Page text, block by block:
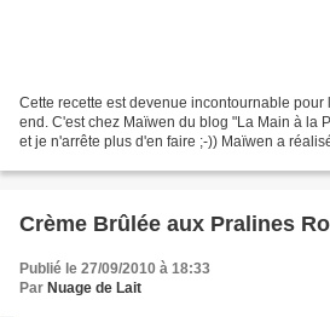
Cette recette est devenue incontournable
end. C'est chez Maïwen du blog "La Main à la
et je n'arrête plus d'en faire ;-)) Maïwen a
Crème Brûlée aux Pralines
Publié le 27/09/2010 à 18:33
Par Nuage de Lait